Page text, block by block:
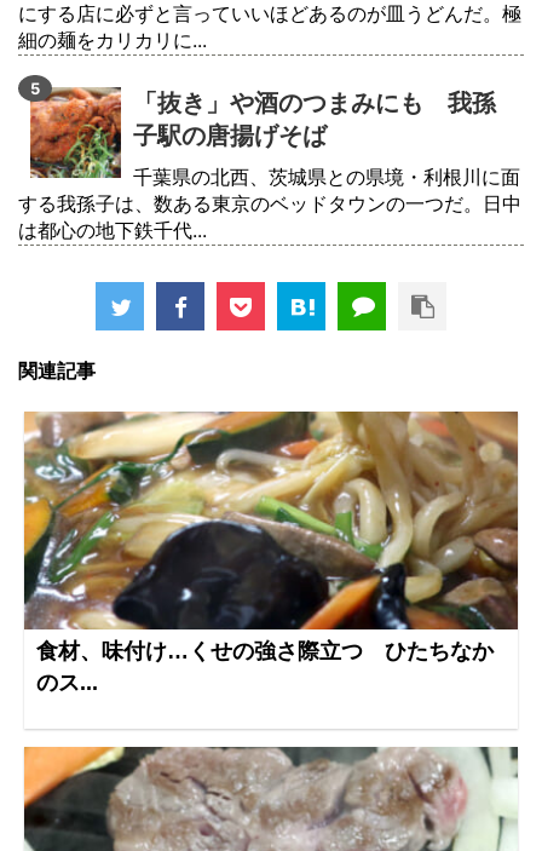
にする店に必ずと言っていいほどあるのが皿うどんだ。極
細の麺をカリカリに...
「抜き」や酒のつまみにも 我孫
子駅の唐揚げそば
千葉県の北西、茨城県との県境・利根川に面
する我孫子は、数ある東京のベッドタウンの一つだ。日中
は都心の地下鉄千代...
関連記事
食材、味付け…くせの強さ際立つ ひたちなか
のス...